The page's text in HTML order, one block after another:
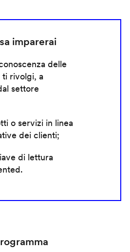
imparerai
delle
ti rivolgi, a
settore
o servizi in linea
dei clienti;
di lettura